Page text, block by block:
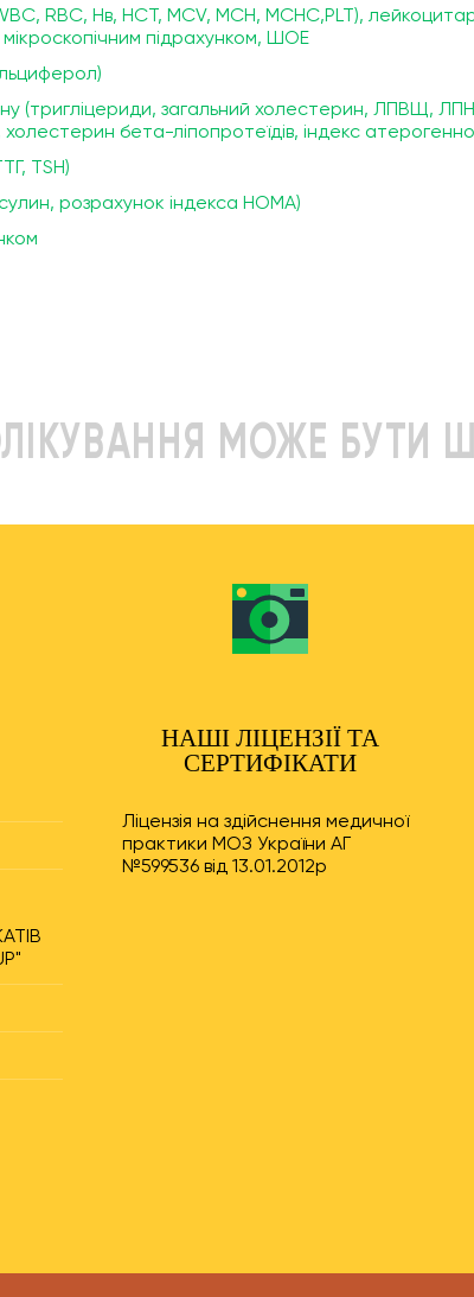
RBC, Нв, HCT, MCV, МСН, МСНС,PLT),
підрахунком, ШОЕ
(тригліцериди, загальний холестерин, ЛПВЩ,
бета-ліпопротеїдів, індекс
TSH)
розрахунок індекса НОМА)
МОЖЕ БУТИ
НАШІ ЛІЦЕНЗІЇ ТА
СЕРТИФІКАТИ
Ліцензія на здійснення медичної
практики МОЗ України АГ
№599536 від 13.01.2012р